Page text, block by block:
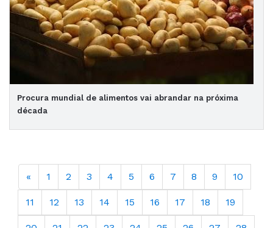
Procura mundial de alimentos vai abrandar na próxima
década
« 1 2 3 4 5 6 7 8 9 10
11 12 13 14 15 16 17 18 19